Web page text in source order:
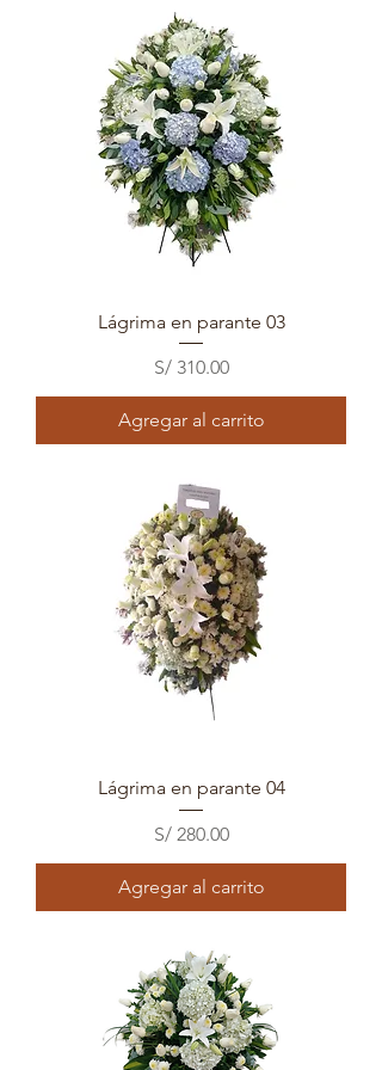
Lágrima en parante 03
Precio
S/ 310.00
Agregar al carrito
Lágrima en parante 04
Precio
S/ 280.00
Agregar al carrito